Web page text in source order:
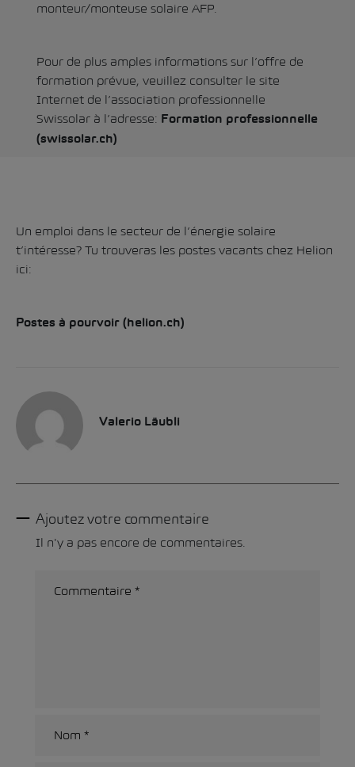
monteur/monteuse solaire AFP.
Pour de plus amples informations sur l’offre de
formation prévue, veuillez consulter le site
Internet de l’association professionnelle
Swissolar à l’adresse: Formation professionnelle
(swissolar.ch)
Un emploi dans le secteur de l’énergie solaire
t’intéresse? Tu trouveras les postes vacants chez Helion
ici:
Postes à pourvoir (helion.ch)
Valerio Läubli
Ajoutez votre commentaire
Il n'y a pas encore de commentaires.